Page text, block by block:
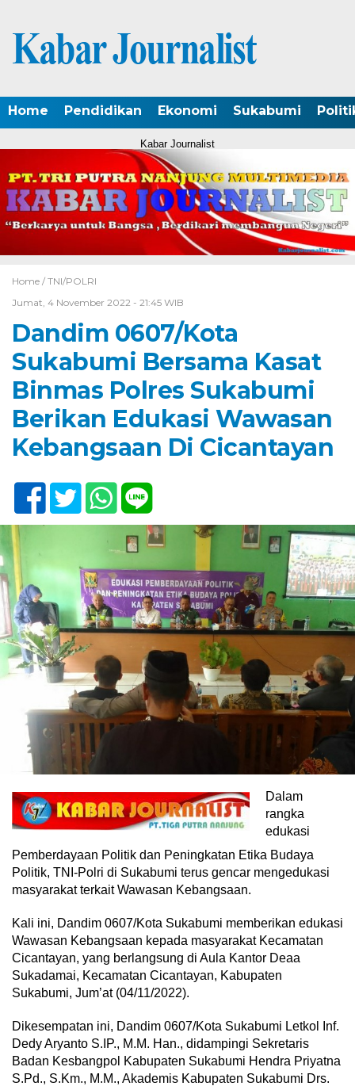
Home Pendidikan Ekonomi Sukabumi
Kabar Journalist
Home / TNI/POLRI
Jumat, 4 November 2022 - 21:45 WIB
Dandim 0607/Kota
Sukabumi Bersama Kasat
Binmas Polres Sukabumi
Berikan Edukasi Wawasan
Kebangsaan Di Cicantayan
Dalam
rangka
edukasi
Pemberdayaan Politik dan Peningkatan Etika Budaya
Politik, TNI-Polri di Sukabumi terus gencar mengedukasi
masyarakat terkait Wawasan Kebangsaan.
Kali ini, Dandim 0607/Kota Sukabumi memberikan edukasi
Wawasan Kebangsaan kepada masyarakat Kecamatan
Cicantayan, yang berlangsung di Aula Kantor Deaa
Sukadamai, Kecamatan Cicantayan, Kabupaten
Sukabumi, Jum’at (04/11/2022).
Dikesempatan ini, Dandim 0607/Kota Sukabumi Letkol Inf.
Dedy Aryanto S.IP., M.M. Han., didampingi Sekretaris
Badan Kesbangpol Kabupaten Sukabumi Hendra Priyatna
S.Pd., S.Km., M.M., Akademis Kabupaten Sukabumi Drs.